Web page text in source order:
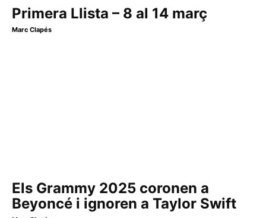
Primera Llista – 8 al 14 març
Marc Clapés
Els Grammy 2025 coronen a
Beyoncé i ignoren a Taylor Swift